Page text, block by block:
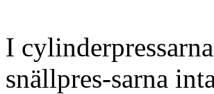
I
snällpres-sarna